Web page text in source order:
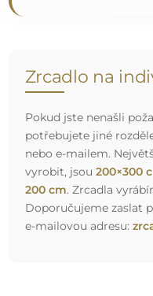
Nemusíte se starat o
objednané zrcadlo
rukou, a to úplně
parkem a vyškoleným
můžeme zaručit, že
bez dodatečných
velkých rozměrů,
Podívejte se, jak balíme